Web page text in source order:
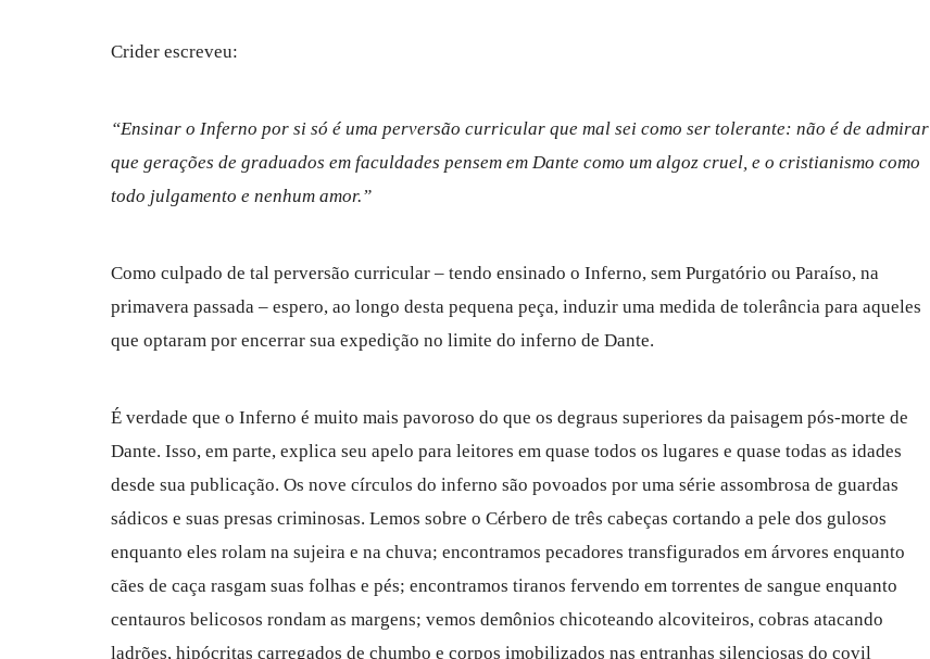
Crider escreveu:
“Ensinar o Inferno por si só é uma perversão curricular que mal sei como ser tolerante: não é de admirar
que gerações de graduados em faculdades pensem em Dante como um algoz cruel, e o cristianismo como
todo julgamento e nenhum amor.”
Como culpado de tal perversão curricular – tendo ensinado o Inferno, sem Purgatório ou Paraíso, na
primavera passada – espero, ao longo desta pequena peça, induzir uma medida de tolerância para aqueles
que optaram por encerrar sua expedição no limite do inferno de Dante.
É verdade que o Inferno é muito mais pavoroso do que os degraus superiores da paisagem pós-morte de
Dante. Isso, em parte, explica seu apelo para leitores em quase todos os lugares e quase todas as idades
desde sua publicação. Os nove círculos do inferno são povoados por uma série assombrosa de guardas
sádicos e suas presas criminosas. Lemos sobre o Cérbero de três cabeças cortando a pele dos gulosos
enquanto eles rolam na sujeira e na chuva; encontramos pecadores transfigurados em árvores enquanto
cães de caça rasgam suas folhas e pés; encontramos tiranos fervendo em torrentes de sangue enquanto
centauros belicosos rondam as margens; vemos demônios chicoteando alcoviteiros, cobras atacando
ladrões, hipócritas carregados de chumbo e corpos imobilizados nas entranhas silenciosas do covil